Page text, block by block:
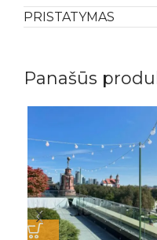
PRISTATYMAS
Panašūs